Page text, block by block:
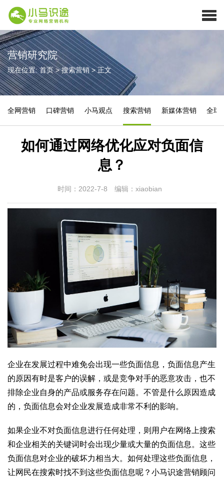
营销研究院
现在位置:首页>搜索营销>正文
全网营销 口碑营销 小马观点 搜索营销 新媒体营销 全球
如何通过网络优化应对负面信
息？
时间：2022-7-8 编辑：xiaobian
企业在发展过程中难免会出现一些负面信息，负面信息产生
的原因有时是客户的误解，或是竞争对手的恶意攻击，也不
排除企业自身的产品或服务存在问题。不管是什么原因造成
的，负面信息会对企业发展造成非常不利的影响。
如果企业不对负面信息进行任何处理，则用户在网络上搜索
和企业相关的关键词时会出现少量或大量的负面信息。这些
负面信息对企业的破坏力相当大。如何处理这些负面信息，
让网民在搜索时找不到这些负面信息呢？小马识途营销顾问